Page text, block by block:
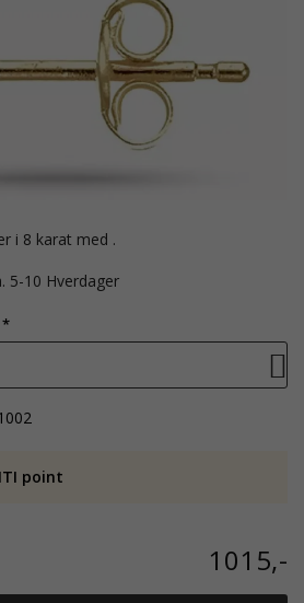
i 8 karat med .
5-10 Hverdager
point
1015,-